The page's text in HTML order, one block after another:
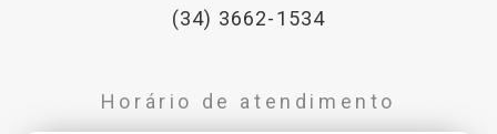
(34) 3662-1534
Horário de atendimento